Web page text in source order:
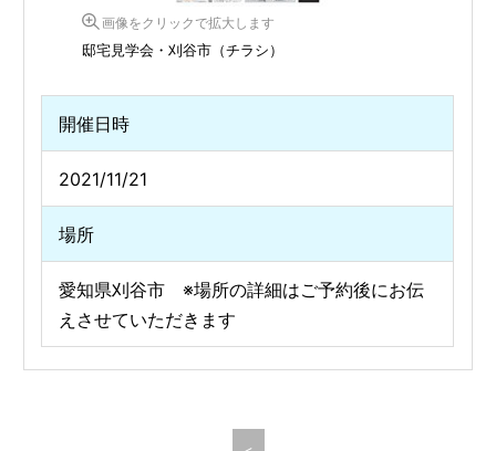
画像をクリックで拡大します
邸宅見学会・刈谷市（チラシ）
開催日時
2021/11/21
場所
愛知県刈谷市 ※場所の詳細はご予約後にお伝
えさせていただきます